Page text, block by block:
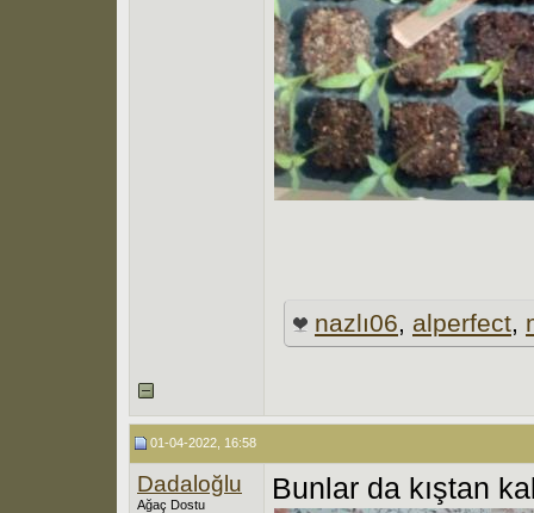
nazlı06, alperfect,
01-04-2022, 16:58
Dadaloğlu
Ağaç Dostu Bunlar da kıştan